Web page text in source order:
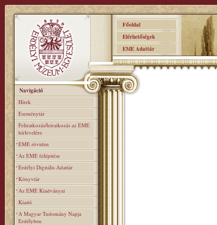
Főoldal
Elérhetőségek
EME Adattár
Navigáció
Hírek
Eseménytár
Feliratkozás/leiratkozás az EME
hírlevelére
EME röviden
Az EME felépitése
Erdélyi Digitális Adattár
Könyvtár
Az EME Kiadványai
Kiadó
A Magyar Tudomány Napja
Erdélyben